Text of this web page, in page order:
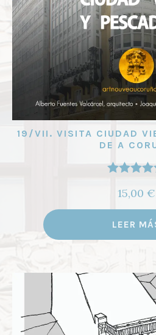
19/VII. VISITA CIUDAD
DE A
con5.00
5
15,00 €
LEER